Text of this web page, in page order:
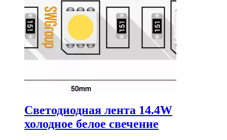
Светодиодная лента 14.4W
холодное белое свечение